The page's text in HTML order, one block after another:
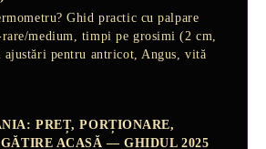
Ghid practic cu palpare
medium, timpi pe grosimi (2 cm,
ajustări pentru antricot, Angus, vită
PREȚ, PORȚIONARE,
ACASĂ — GHIDUL 2025